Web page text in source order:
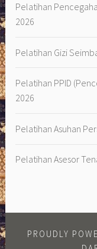
Pelatihan
2026
Pelatihan Gizi
Pelatihan PPID
2026
Pelatihan Asuhan
Pelatihan Asesor
PROUDLY